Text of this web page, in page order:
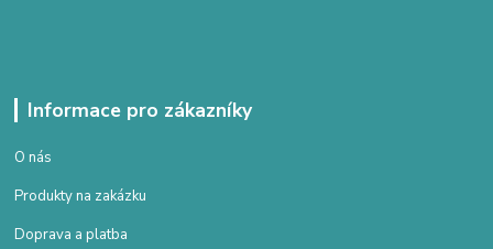
Informace pro zákazníky
O nás
Produkty na zakázku
Doprava a platba